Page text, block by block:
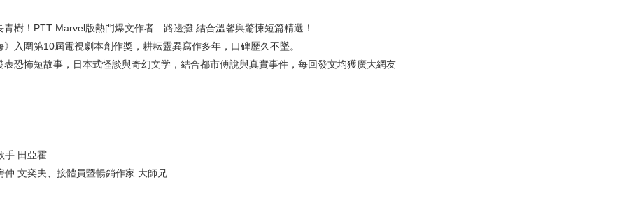
！PTT Marvel版熱門爆文作者—路邊攤 結合溫馨與驚悚短篇精選！
圍第10屆電視劇本創作獎，耕耘靈異寫作多年，口碑歷久不墜。
怖短故事，日本式怪談與奇幻文学，結合都市傅說與真實事件，每回發文均獲廣大網友
田亞霍
文奕夫、接體員暨暢銷作家 大師兄